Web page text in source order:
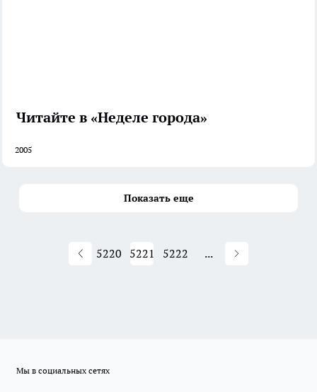
Читайте в «Неделе города»
2005
Показать еще
5220 5221 5222 ...
Мы в социальных сетях